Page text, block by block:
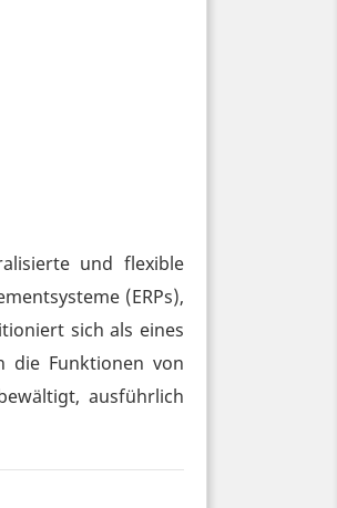
und flexible
(ERPs),
sich als eines
die Funktionen von
ausführlich